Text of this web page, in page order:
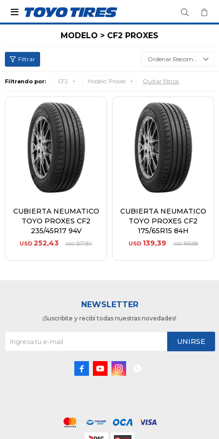

MODELO > CF2 PROXES
Recomendados
Filtrando por: CF2 Modelo: Proxes Quitar filtros
CUBIERTA NEUMATICO
TOYO PROXES CF2
235/45R17 94V
USD 252,43 USD307,84
CUBIERTA NEUMATICO
TOYO PROXES CF2
175/65R15 84H
USD 139,39 USD169,99
NEWSLETTER
¡Suscribite y recibí todas nuestras novedades!
UNIRSE
  